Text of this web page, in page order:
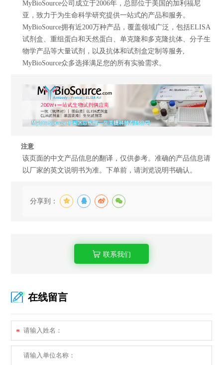
MyBioSource公司成立于2006年，总部位于美国的加利福尼
亚，致力于为生命科学研究提供一站式的产品和服务。
MyBioSource拥有近200万种产品，覆盖领域广泛，包括ELISA
试剂盒、重组蛋白和天然蛋白、单克隆和多克隆抗体、分子生
物学产品等大量试剂，以及抗体和试剂盒定制等服务,
MyBioSource众多选择满足您的所有实验需求。
注意
该页面的中文产品信息的翻译，仅供参考。准确的产品信息请
以厂家的英文说明书为准。下单前，请浏览说明书确认。
分享到：
联系我们
在线留言
*